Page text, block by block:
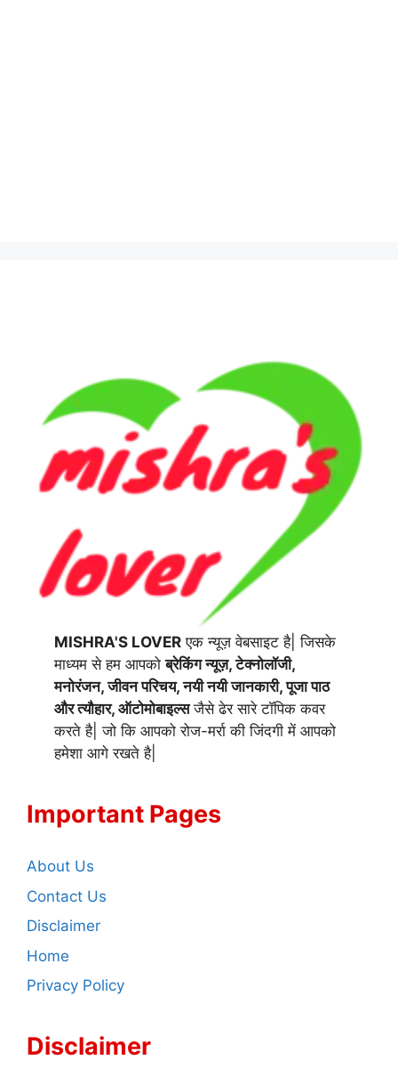
MISHRA'S LOVER एक न्यूज़ वेबसाइट है| जिसके
माध्यम से हम आपकोब्रेकिंग न्यूज़, टेक्नोलॉजी,
मनोरंजन, जीवन परिचय, नयी नयी जानकारी, पूजा पाठ
और त्यौहार, ऑटोमोबाइल्सजैसे ढेर सारे टॉपिक कवर
करते है| जो कि आपको रोज-मर्रा की जिंदगी में आपको
हमेशा आगे रखते है|
Important Pages
About Us
Contact Us
Disclaimer
Home
Privacy Policy
Disclaimer